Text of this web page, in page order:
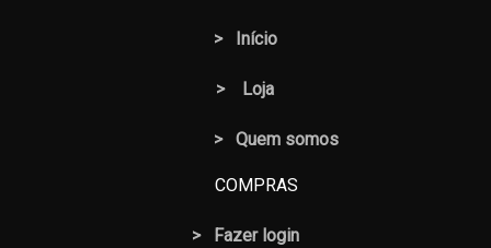
> Início
> Loja
> Quem somos
COMPRAS
> Fazer login